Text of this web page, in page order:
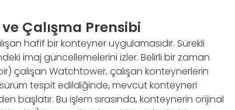
Çalışma Prensibi
hafif bir konteyner uygulamasıdır. Sürekli
imaj güncellemelerini izler. Belirli bir zaman
çalışan Watchtower, çalışan konteynerlerin
tespit edildiğinde, mevcut konteyneri
başlatır. Bu işlem sırasında, konteynerin orijinal